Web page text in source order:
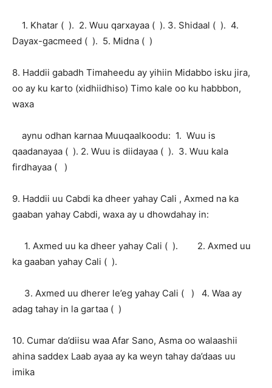
1. Khatar ( ). 2. Wuu qarxayaa ( ). 3. Shidaal ( ). 4.
Dayax-gacmeed ( ). 5. Midna ( )
8. Haddii gabadh Timaheedu ay yihiin Midabbo isku jira,
oo ay ku karto (xidhiidhiso) Timo kale oo ku habbbon,
waxa
aynu odhan karnaa Muuqaalkoodu: 1. Wuu is
qaadanayaa ( ). 2. Wuu is diidayaa ( ). 3. Wuu kala
firdhayaa ( )
9. Haddii uu Cabdi ka dheer yahay Cali , Axmed na ka
gaaban yahay Cabdi, waxa ay u dhowdahay in:
1. Axmed uu ka dheer yahay Cali ( ). 2. Axmed uu
ka gaaban yahay Cali ( ).
3. Axmed uu dherer le’eg yahay Cali ( ) 4. Waa ay
adag tahay in la gartaa ( )
10. Cumar da’diisu waa Afar Sano, Asma oo walaashii
ahina saddex Laab ayaa ay ka weyn tahay da’daas uu
imika